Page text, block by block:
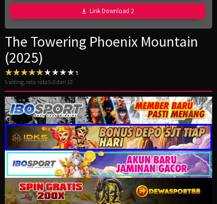
Link Download 2
The Towering Phoenix Mountain
(2025)
5 voting, rata-rata 5.0 dari 10